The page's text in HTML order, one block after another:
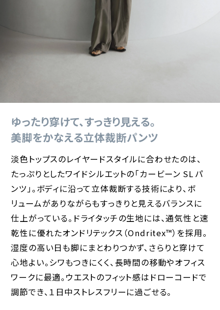
ゆったり穿けて、すっきり見える。
美脚をかなえる立体裁断パンツ
淡色トップスのレイヤードスタイルに合わせたのは、
たっぷりとしたワイドシルエットの「カービーン SL パ
ンツ」。ボディに沿って立体裁断する技術により、ボ
リュームがありながらもすっきりと見えるバランスに
仕上がっている。ドライタッチの生地には、通気性と速
乾性に優れたオンドリテックス（Ondritex™）を採用。
湿度の高い日も脚にまとわりつかず、さらりと穿けて
心地よい。シワもつきにくく、長時間の移動やオフィス
ワークに最適。ウエストのフィット感はドローコードで
調節でき、１日中ストレスフリーに過ごせる。